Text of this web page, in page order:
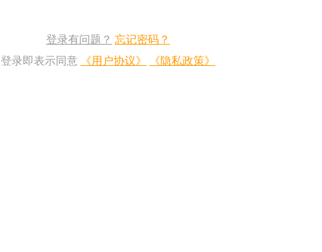
登录有问题？ 忘记密码？
登录即表示同意
《用户协议》
《隐私政策》